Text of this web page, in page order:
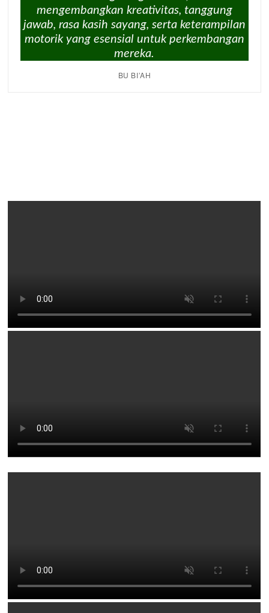
mengembangkan kreativitas, tanggung
jawab, rasa kasih sayang, serta keterampilan
motorik yang esensial untuk perkembangan
mereka.
BU BI’AH